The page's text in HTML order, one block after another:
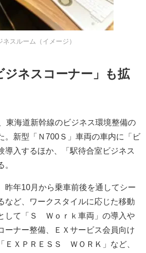
ネスルーム（イメージ）
ジネスコーナー」も拡
東海道新幹線のビジネス環境整備の
。新型「Ｎ700Ｓ」車両の車内に「ビ
導入するほか、「駅待合室ビジネス
年10月から乗車前後を通してシー
など、ワークスタイルに応じた移動
して「Ｓ Ｗｏｒｋ車両」の導入や
ーナー整備、ＥＸサービス会員向け
ＥＸＰＲＥＳＳ ＷＯＲＫ」など、